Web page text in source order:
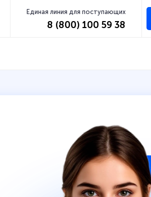
Единая линия для поступающих
8 (800) 100 59 38